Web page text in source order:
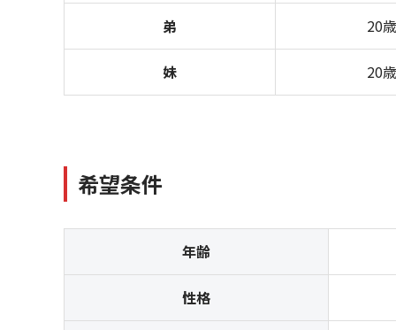
弟 20歳
妹 20歳
希望条件
年齢
性格